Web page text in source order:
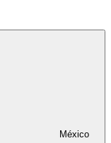
México